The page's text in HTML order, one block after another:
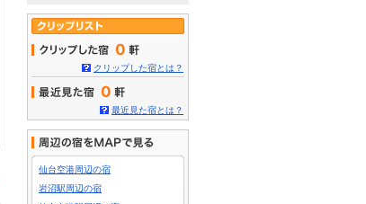
0
クリップした宿とは？
0
最近見た宿とは？
仙台空港周辺の宿
岩沼駅周辺の宿